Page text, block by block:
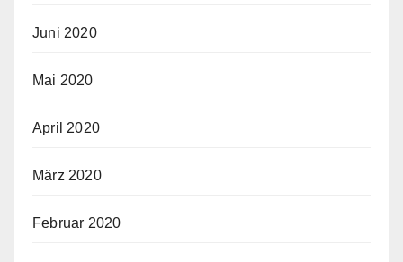
Juni 2020
Mai 2020
April 2020
März 2020
Februar 2020